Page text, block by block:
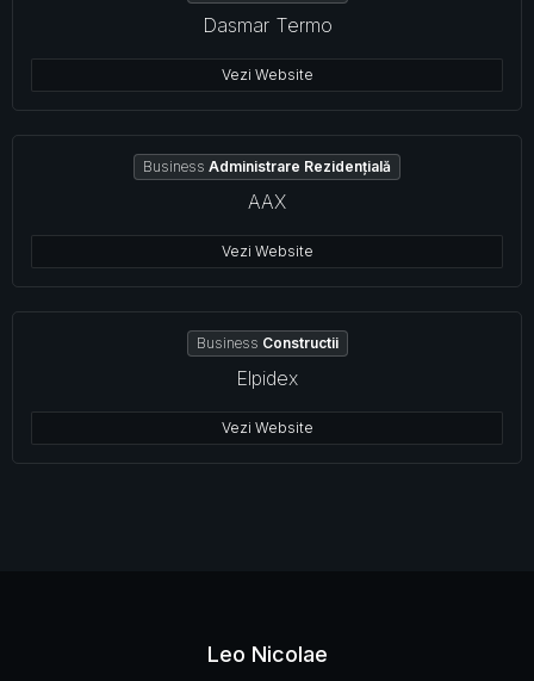
Dasmar Termo
Vezi Website
Business Administrare Rezidențială
AAX
Vezi Website
Business Constructii
Elpidex
Vezi Website
Leo Nicolae